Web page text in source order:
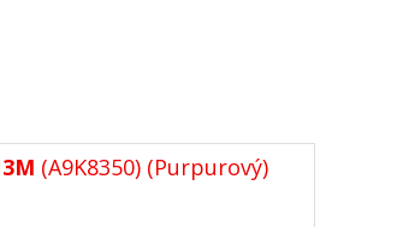
(A9K8350) (Purpurový)